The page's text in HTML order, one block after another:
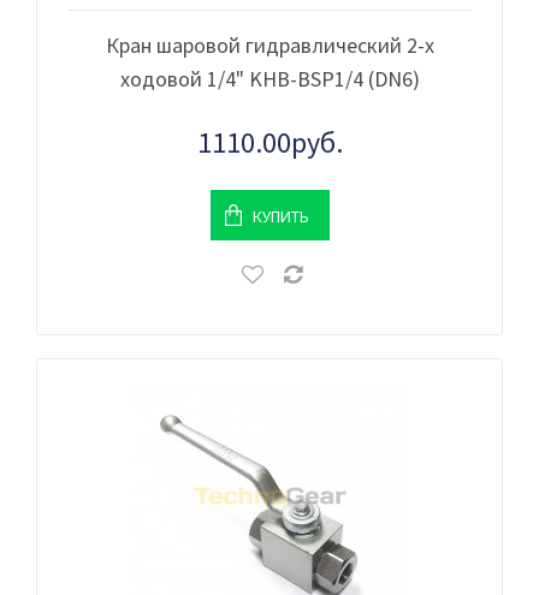
Кран шаровой гидравлический 2-х
ходовой 1/4" KHB-BSP1/4 (DN6)
1110.00руб.
КУПИТЬ